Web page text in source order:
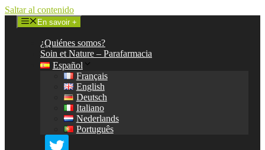
Saltar al contenido
En savoir +
¿Quiénes somos?
Soin et Nature – Parafarmacia
Español
Français
English
Deutsch
Italiano
Nederlands
Português